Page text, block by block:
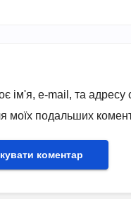
ім'я, e-mail, та адресу
моїх подальших